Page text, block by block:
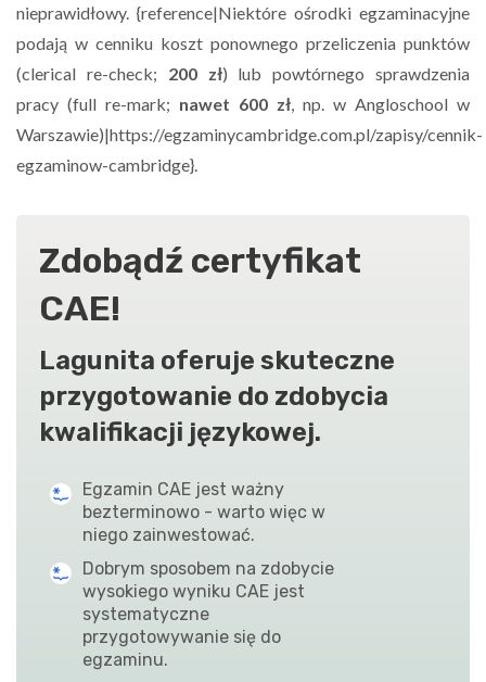
nieprawidłowy. {reference|Niektóre ośrodki egzaminacyjne
podają w cenniku koszt ponownego przeliczenia punktów
(clerical re-check; 200 zł) lub powtórnego sprawdzenia
pracy (full re-mark; nawet 600 zł , np. w Angloschool w
Warszawie)|https://egzaminycambridge.com.pl/zapisy/cennik-
egzaminow-cambridge}.
Zdobądź certyfikat
CAE!
Lagunita oferuje skuteczne
przygotowanie do zdobycia
kwalifikacji językowej.
Egzamin CAE jest ważny
bezterminowo - warto więc w
niego zainwestować.
Dobrym sposobem na zdobycie
wysokiego wyniku CAE jest
systematyczne
przygotowywanie się do
egzaminu.